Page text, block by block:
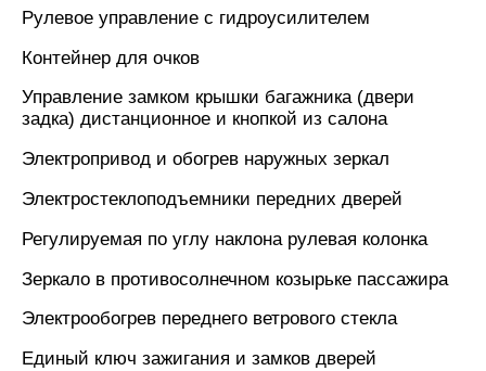
Рулевое управление с гидроусилителем
Контейнер для очков
Управление замком крышки багажника (двери
задка) дистанционное и кнопкой из салона
Электропривод и обогрев наружных зеркал
Электростеклоподъемники передних дверей
Регулируемая по углу наклона рулевая колонка
Зеркало в противосолнечном козырьке пассажира
Электрообогрев переднего ветрового стекла
Единый ключ зажигания и замков дверей